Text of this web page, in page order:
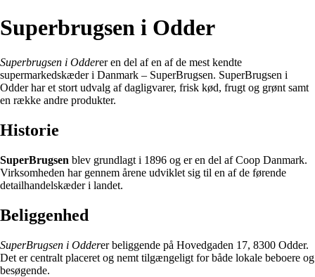
Superbrugsen i Odder
Superbrugsen i Odderer en del af en af de mest kendte
supermarkedskæder i Danmark – SuperBrugsen. SuperBrugsen i
Odder har et stort udvalg af dagligvarer, frisk kød, frugt og grønt samt
en række andre produkter.
Historie
SuperBrugsen blev grundlagt i 1896 og er en del af Coop Danmark.
Virksomheden har gennem årene udviklet sig til en af de førende
detailhandelskæder i landet.
Beliggenhed
SuperBrugsen i Odderer beliggende på Hovedgaden 17, 8300 Odder.
Det er centralt placeret og nemt tilgængeligt for både lokale beboere og
besøgende.